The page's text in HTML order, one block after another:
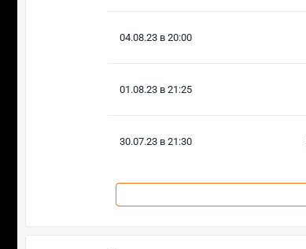
04.08.23 в 20:00
01.08.23 в 21:25
30.07.23 в 21:30